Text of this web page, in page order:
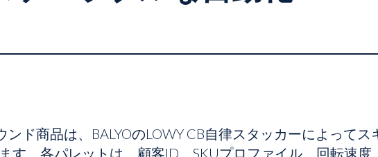
ド商品は、BALYOのLOWY CB自律スタッカーによって
す。各パレットは、顧客ID、SKUプロファイル、回転速